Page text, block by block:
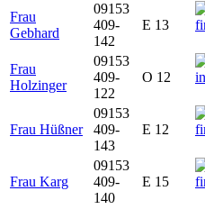
Frau
Gebhard
09153
409-
142
E 13
Frau
Holzinger
09153
409-
122
O 12
Frau Hüßner
09153
409-
143
E 12
Frau Karg
09153
409-
140
E 15